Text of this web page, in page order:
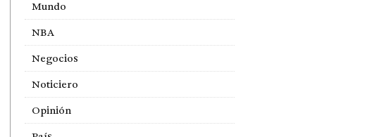
Mundo
NBA
Negocios
Noticiero
Opinión